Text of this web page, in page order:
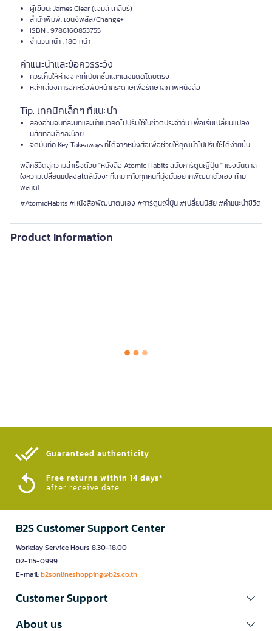
ผู้เขียน: James Clear (เจมส์ เคลียร์)
สำนักพิมพ์: เชนจ์พลัส/Change+
ISBN : 9786160853755
จำนวนหน้า : 180 หน้า
คำแนะนำและข้อควรระวัง
ควรเก็บให้ห่างจากที่เปียกชื้นและแสงแดดโดยตรง
หลีกเลี่ยงการฉีกหรือพับหน้ากระดาษเพื่อรักษาสภาพหนังสือ
Tip. เทคนิคเล็กๆ ที่แนะนำ
ลองอ่านจบทีละบทและนำแนวคิดไปปรับใช้ในชีวิตประจำวัน เพื่อเริ่มเปลี่ยนแปลง
นิสัยทีละเล็กละน้อย
จดบันทึก Key Takeaways ที่ได้จากหนังสือเพื่อช่วยให้คุณนำไปปรับใช้ได้ง่ายขึ้น
พลิกชีวิตสู่ความสำเร็จด้วย "หนังสือ Atomic Habits ฉบับการ์ตูนญี่ปุ่น " แรงบันดาล
ใจความเปลี่ยนแปลงสไตล์มังงะ ที่เหมาะกับทุกคนที่มุ่งมั่นอยากพัฒนาตัวเอง ห้าม
พลาด!
#AtomicHabits #หนังสือพัฒนาตนเอง #การ์ตูนญี่ปุ่น #เปลี่ยนนิสัย #คำแนะนำชีวิต
Product Information
Guaranteed authenticity​
Free returns within 14 days*
after receive date
B2S Customer Support Center
Workday Service Hours 8.30-18.00
02-115-0999
E-mail:b2sonlineshopping@b2s.co.th
Customer Support
About us